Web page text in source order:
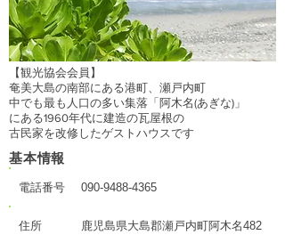
【観光協会会員】
奄美大島の南部にある港町、瀬戸内町
中でも最も人口の多い集落「阿木名(あぎな)」
にある1960年代に建造の瓦屋根の
古民家を改修したゲストハウスです
基本情報
電話番号 090-9488-4365
住所 鹿児島県大島郡瀬戸内町阿木名482